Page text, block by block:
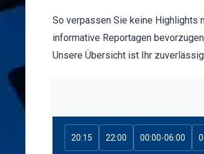
So verpassen Sie keine Highlights
informative Reportagen
Unsere Übersicht ist Ihr
20:15 22:00 00:00-06:00